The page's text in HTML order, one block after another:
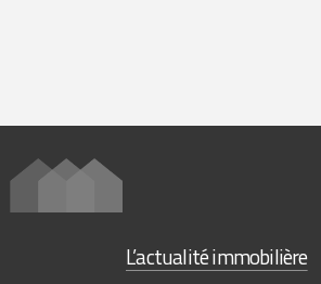
L’actualité immobilière